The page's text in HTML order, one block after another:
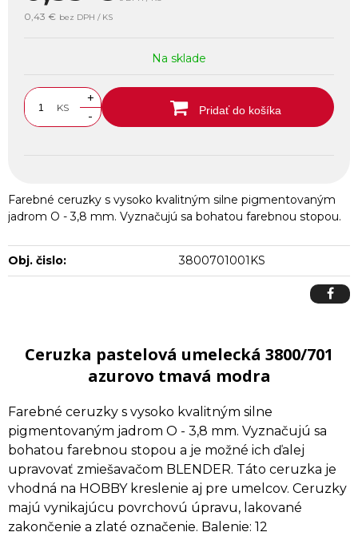
0,43 € bez DPH / KS
Na sklade
KS
+
-
Pridať do košíka
Farebné ceruzky s vysoko kvalitným silne pigmentovaným
jadrom O - 3,8 mm. Vyznačujú sa bohatou farebnou stopou.
Obj. čislo: 3800701001KS
Ceruzka pastelová umelecká 3800/701
azurovo tmavá modra
Farebné ceruzky s vysoko kvalitným silne
pigmentovaným jadrom O - 3,8 mm. Vyznačujú sa
bohatou farebnou stopou a je možné ich ďalej
upravovať zmiešavačom BLENDER. Táto ceruzka je
vhodná na HOBBY kreslenie aj pre umelcov. Ceruzky
majú vynikajúcu povrchovú úpravu, lakované
zakončenie a zlaté označenie. Balenie: 12